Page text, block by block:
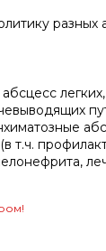
разных